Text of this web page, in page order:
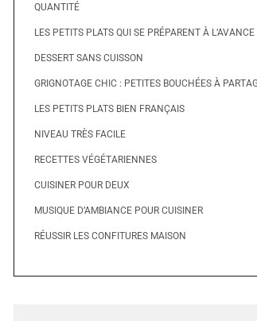
QUANTITÉ
LES PETITS PLATS QUI SE PRÉPARENT À L’AVANCE
DESSERT SANS CUISSON
GRIGNOTAGE CHIC : PETITES BOUCHÉES À
LES PETITS PLATS BIEN FRANÇAIS
NIVEAU TRÈS FACILE
RECETTES VÉGÉTARIENNES
CUISINER POUR DEUX
MUSIQUE D’AMBIANCE POUR CUISINER
RÉUSSIR LES CONFITURES MAISON